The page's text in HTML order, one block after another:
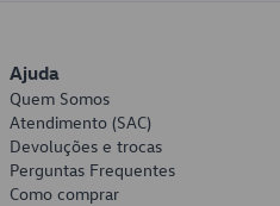
Ajuda
Quem Somos
Atendimento (SAC)
Devoluções e trocas
Perguntas Frequentes
Como comprar